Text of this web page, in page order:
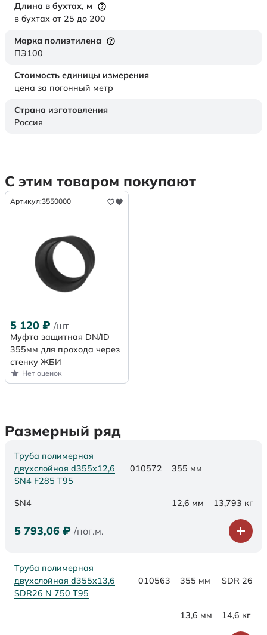
Длина в бухтах, м
в бухтах от 25 до 200
Марка полиэтилена
ПЭ100
Стоимость единицы измерения
цена за погонный метр
Страна изготовления
Россия
С этим товаром покупают
Артикул:3550000
5 120 ₽ /шт
Муфта защитная DN/ID
355мм для прохода через
стенку ЖБИ
Нет оценок
Размерный ряд
Труба полимерная
двухслойная d355х12,6
SN4 F285 Т95
010572 355 мм
SN4 12,6 мм 13,793 кг
5 793,06 ₽ /пог.м.
Труба полимерная
двухслойная d355x13,6
SDR26 N 750 Т95
010563 355 мм SDR 26
13,6 мм 14,6 кг